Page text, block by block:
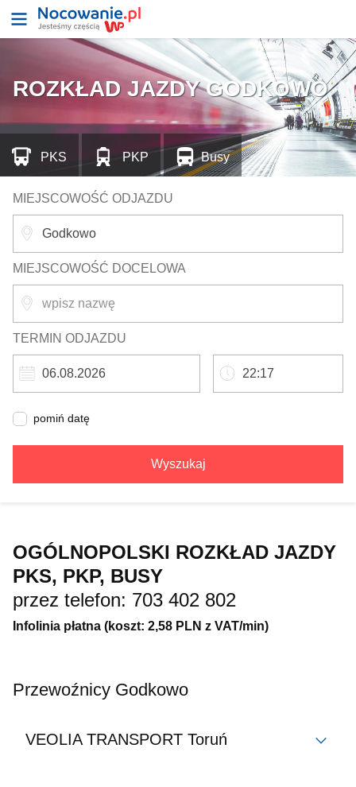
ROZKŁAD JAZDY GODKOWO
MIEJSCOWOŚĆ ODJAZDU
MIEJSCOWOŚĆ DOCELOWA
TERMIN ODJAZDU
pomiń datę
Wyszukaj
PKS PKP Busy
OGÓLNOPOLSKI ROZKŁAD JAZDY
PKS, PKP, BUSY
przez telefon: 703 402 802
Infolinia płatna (koszt: 2,58 PLN z VAT/min)
Przewoźnicy Godkowo
VEOLIA TRANSPORT Toruń